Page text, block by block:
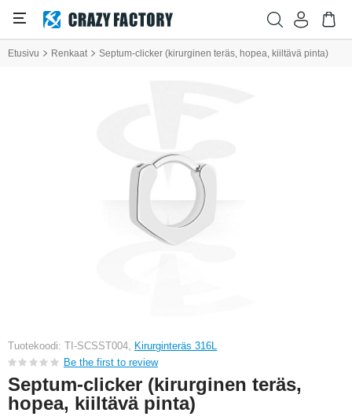
Etusivu Renkaat Septum-clicker (kirurginen teräs, hopea, kiiltävä pinta)
Tuotekoodi: TI-SCSST004, Kirurginteräs 316L
Be the first to review
Septum-clicker (kirurginen teräs,
hopea, kiiltävä pinta)